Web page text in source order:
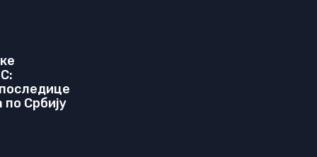
Србију